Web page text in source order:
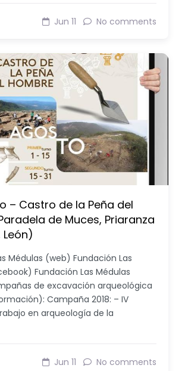
Jun 11 No comments
– Castro de la Peña del
de Muces, Priaranza
León)
Médulas (web) Fundación Las
Fundación Las Médulas
de excavación arqueológica
Campaña 2018: – IV
en arqueología de la
Jun 11 No comments